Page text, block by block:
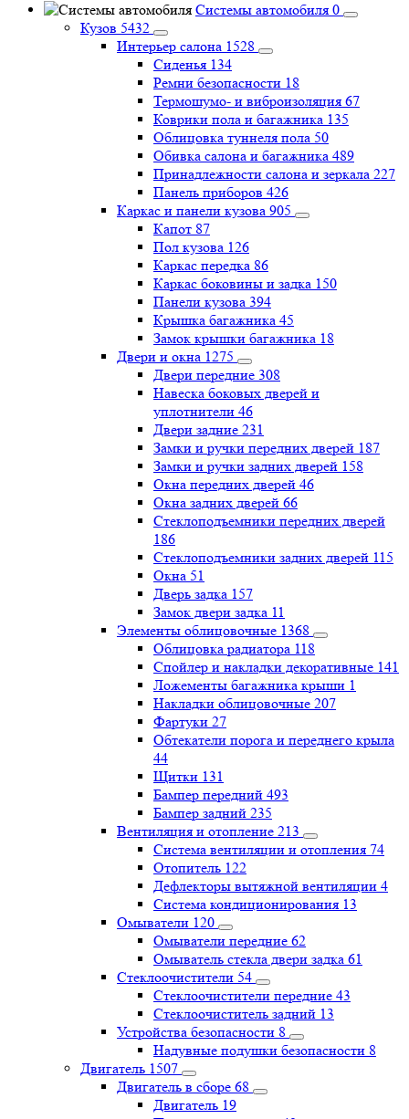
Системы автомобиля 0
Кузов 5432
Интерьер салона 1528
Сиденья 134
Ремни безопасности 18
Термошумо- и виброизоляция 67
Коврики пола и багажника 135
Облицовка туннеля пола 50
Обивка салона и багажника 489
Принадлежности салона и зеркала 227
Панель приборов 426
Каркас и панели кузова 905
Капот 87
Пол кузова 126
Каркас передка 86
Каркас боковины и задка 150
Панели кузова 394
Крышка багажника 45
Замок крышки багажника 18
Двери и окна 1275
Двери передние 308
Навеска боковых дверей и
уплотнители 46
Двери задние 231
Замки и ручки передних дверей 187
Замки и ручки задних дверей 158
Окна передних дверей 46
Окна задних дверей 66
Стеклоподъемники передних дверей
186
Стеклоподъемники задних дверей 115
Окна 51
Дверь задка 157
Замок двери задка 11
Элементы облицовочные 1368
Облицовка радиатора 118
Спойлер и накладки декоративные 141
Ложементы багажника крыши 1
Накладки облицовочные 207
Фартуки 27
Обтекатели порога и переднего крыла
44
Щитки 131
Бампер передний 493
Бампер задний 235
Вентиляция и отопление 213
Система вентиляции и отопления 74
Отопитель 122
Дефлекторы вытяжной вентиляции 4
Система кондиционирования 13
Омыватели 120
Омыватели передние 62
Омыватель стекла двери задка 61
Стеклоочистители 54
Стеклоочистители передние 43
Стеклоочиститель задний 13
Устройства безопасности 8
Надувные подушки безопасности 8
Двигатель 1507
Двигатель в сборе 68
Двигатель 19